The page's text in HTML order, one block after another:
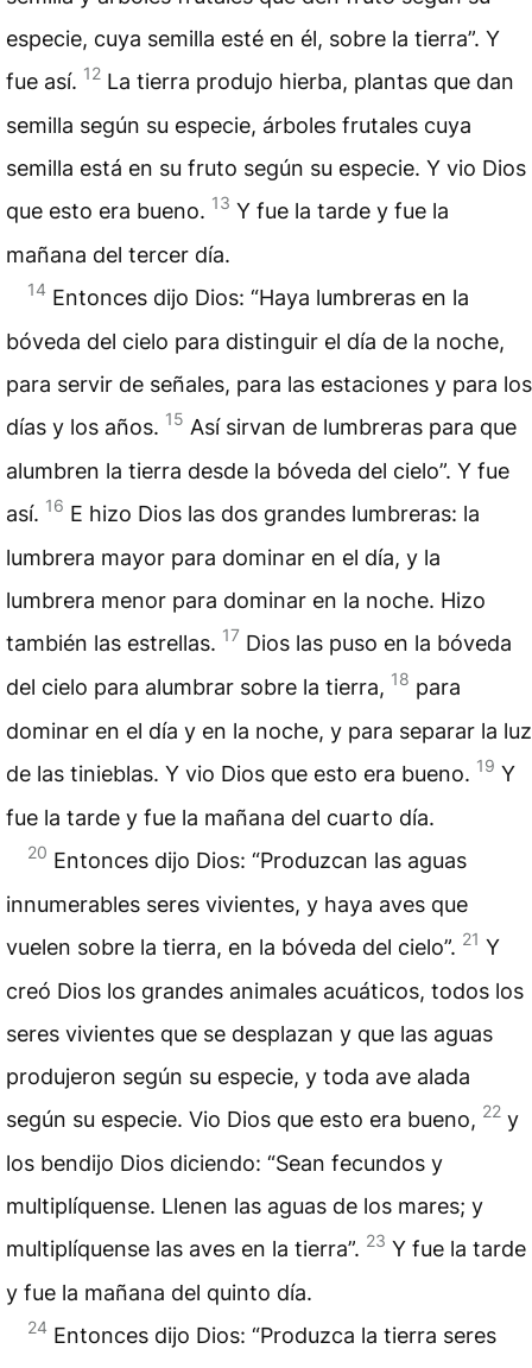
especie, cuya semilla esté en él, sobre la tierra”. Y
fue así. 12 La tierra produjo hierba, plantas que dan
semilla según su especie, árboles frutales cuya
semilla está en su fruto según su especie. Y vio Dios
que esto era bueno. 13 Y fue la tarde y fue la
mañana del tercer día.
14 Entonces dijo Dios: “Haya lumbreras en la
bóveda del cielo para distinguir el día de la noche,
para servir de señales, para las estaciones y para los
días y los años. 15 Así sirvan de lumbreras para que
alumbren la tierra desde la bóveda del cielo”. Y fue
así. 16 E hizo Dios las dos grandes lumbreras: la
lumbrera mayor para dominar en el día, y la
lumbrera menor para dominar en la noche. Hizo
también las estrellas. 17 Dios las puso en la bóveda
del cielo para alumbrar sobre la tierra, 18 para
dominar en el día y en la noche, y para separar la luz
de las tinieblas. Y vio Dios que esto era bueno. 19 Y
fue la tarde y fue la mañana del cuarto día.
20 Entonces dijo Dios: “Produzcan las aguas
innumerables seres vivientes, y haya aves que
vuelen sobre la tierra, en la bóveda del cielo”. 21 Y
creó Dios los grandes animales acuáticos, todos los
seres vivientes que se desplazan y que las aguas
produjeron según su especie, y toda ave alada
según su especie. Vio Dios que esto era bueno, 22 y
los bendijo Dios diciendo: “Sean fecundos y
multiplíquense. Llenen las aguas de los mares; y
multiplíquense las aves en la tierra”. 23 Y fue la tarde
y fue la mañana del quinto día.
24 Entonces dijo Dios: “Produzca la tierra seres